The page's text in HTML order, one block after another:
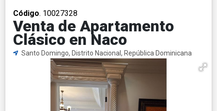
Código. 10027328
Venta de Apartamento
Clásico en Naco
Santo Domingo, Distrito Nacional, República Dominicana